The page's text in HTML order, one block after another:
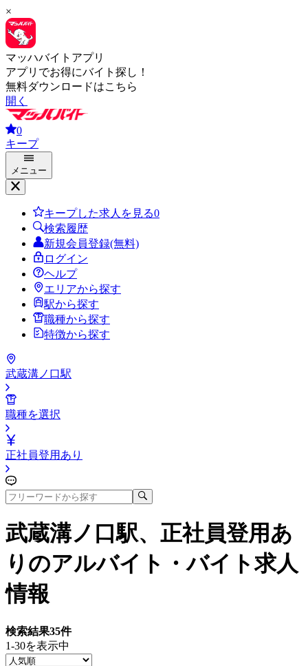
×
マッハバイトアプリ
アプリでお得にバイト探し！
無料ダウンロードはこちら
開く
0
キープ
メニュー
キープした求人を見る0
検索履歴
新規会員登録(無料)
ログイン
ヘルプ
エリアから探す
駅から探す
職種から探す
特徴から探す
武蔵溝ノ口駅
職種を選択
正社員登用あり
武蔵溝ノ口駅、正社員登用あ
り のアルバイト・バイト求人
情報
検索結果35件
1-30を表示中